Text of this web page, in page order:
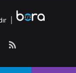
|
RSS